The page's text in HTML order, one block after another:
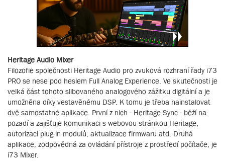
Heritage Audio Mixer
Filozofie společnosti Heritage Audio pro zvuková rozhraní řady i73
PRO se nese pod heslem Full Analog Experience. Ve skutečnosti je
velká část tohoto slibovaného analogového zážitku digitální a je
umožněna díky vestavěnému DSP. K tomu je třeba nainstalovat
dvě samostatné aplikace. První z nich - Heritage Sync - běží na
pozadí a zajišťuje komunikaci s webovou stránkou Heritage,
autorizaci plug-in modulů, aktualizace firmwaru atd. Druhá
aplikace, zodpovědná za ovládání přístroje z prostředí počítače, je
i73 Mixer.